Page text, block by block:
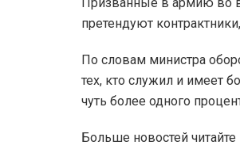
претендуют
По словам министра
тех, кто служил и имеет
чуть более одного
Больше новостей